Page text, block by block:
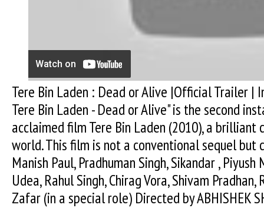
Tere Bin Laden : Dead or Alive |Official Trailer |
Tere Bin Laden - Dead or Alive" is the second
acclaimed film Tere Bin Laden (2010), a
world. This film is not a conventional sequel but
Manish Paul, Pradhuman Singh, Sikandar ,
Udea, Rahul Singh, Chirag Vora, Shivam
Zafar (in a special role) Directed by ABHISHEK